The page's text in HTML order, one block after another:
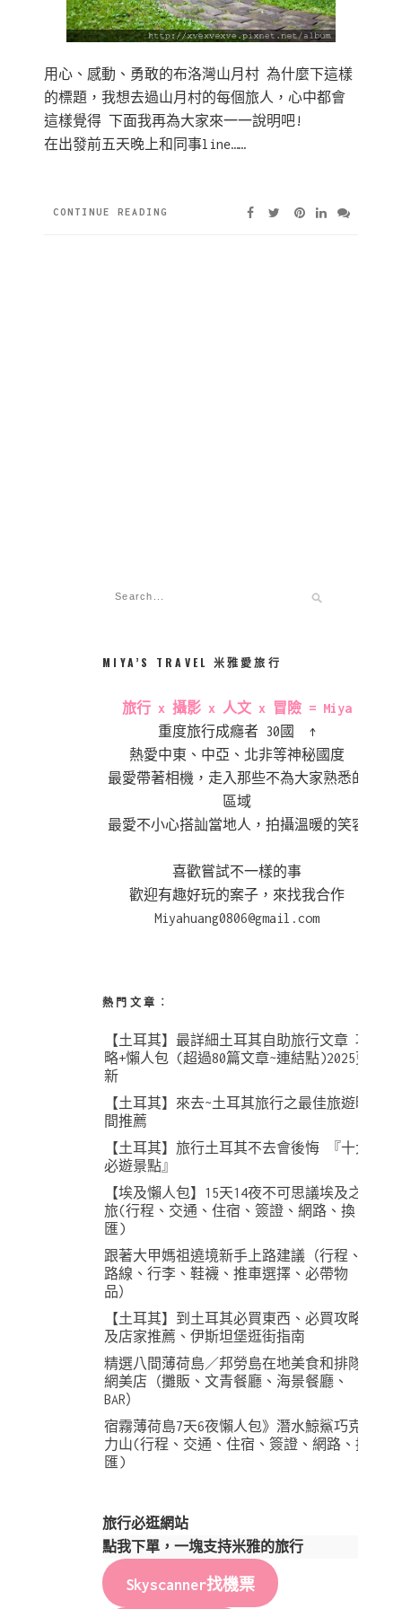
用心、感動、勇敢的布洛灣山月村 為什麼下這樣
的標題，我想去過山月村的每個旅人，心中都會
這樣覺得 下面我再為大家來一一說明吧!
在出發前五天晚上和同事line……
CONTINUE READING
MIYA’S TRAVEL 米雅愛旅行
旅行 x 攝影 x 人文 x 冒險 = Miya
重度旅行成癮者 30國 ↑
熱愛中東、中亞、北非等神秘國度
最愛帶著相機，走入那些不為大家熟悉的
區域
最愛不小心搭訕當地人，拍攝溫暖的笑容
喜歡嘗試不一樣的事
歡迎有趣好玩的案子，來找我合作
Miyahuang0806@gmail.com
熱門文章︰
【土耳其】最詳細土耳其自助旅行文章 攻
略+懶人包 (超過80篇文章~連結點)2025更
新
【土耳其】來去~土耳其旅行之最佳旅遊時
間推薦
【土耳其】旅行土耳其不去會後悔 『十大
必遊景點』
【埃及懶人包】15天14夜不可思議埃及之
旅(行程、交通、住宿、簽證、網路、換
匯)
跟著大甲媽祖遶境新手上路建議（行程、
路線、行李、鞋襪、推車選擇、必帶物
品）
【土耳其】到土耳其必買東西、必買攻略
及店家推薦、伊斯坦堡逛街指南
精選八間薄荷島／邦勞島在地美食和排隊
網美店（攤販、文青餐廳、海景餐廳、
BAR）
宿霧薄荷島7天6夜懶人包》潛水鯨鯊巧克
力山(行程、交通、住宿、簽證、網路、換
匯)
旅行必逛網站
點我下單，一塊支持米雅的旅行
Skyscanner找機票